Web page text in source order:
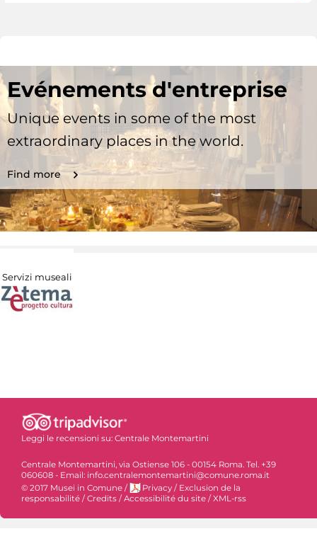
Evénements d'entreprise
Unique events in some of the most
extraordinary places in the world.
Find more
Servizi museali
Leggi le recensioni su: Centrale Montemartini
Centrale Montemartini, via Ostiense 106 - 00154 Roma. Tel. +39
060608 - Email: info.centralemontemartini@comune.roma.it
© 2017 Musei in Comune / Privacy / Exclusion de la
responsabilité /Credits /Accessibilité du site /XML-rss